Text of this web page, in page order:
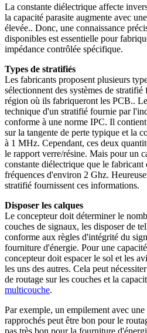
La constante diélectrique affecte
la capacité parasite augmente avec
élevée.. Donc, une connaissance
disponibles est essentielle pour
impédance contrôlée spécifique.
Types de stratifiés
Les fabricants proposent plusieurs
sélectionnent des systèmes de
région où ils fabriqueront les PCB..
technique d'un stratifié fournie par
conforme à une norme IPC. Il
sur la tangente de perte typique et la
à 1 MHz. Cependant, ces deux
le rapport verre/résine. Mais pour un
constante diélectrique que le
fréquences d'environ 2 Ghz.
stratifié fournissent ces informations.
Disposer les calques
Le concepteur doit déterminer le
couches de signaux, les disposer de
conforme aux règles d'intégrité du
fourniture d'énergie. Pour une
concepteur doit espacer le sol et les
les uns des autres. Cela peut
de routage sur les couches et la
multicouche.
Par exemple, un empilement avec
rapprochés peut être bon pour le
pas très bon pour la fourniture